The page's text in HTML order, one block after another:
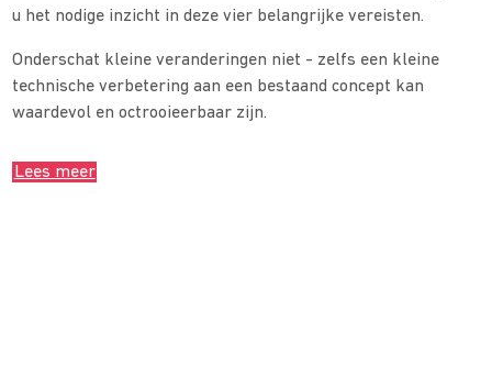
u het nodige inzicht in deze vier belangrijke vereisten.
Onderschat kleine veranderingen niet - zelfs een kleine
technische verbetering aan een bestaand concept kan
waardevol en octrooieerbaar zijn.
Lees meer